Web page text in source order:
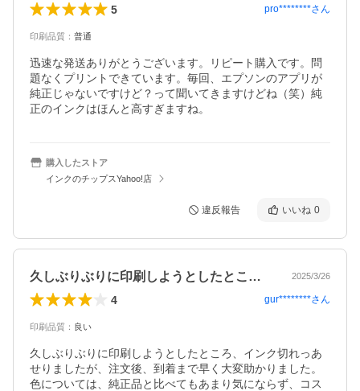
5 pro********さん
印刷品質 ： 普通
迅速な発送ありがとうございます。リピート購入です。問
題なくプリントできています。毎回、エプソンのアプリが
純正じゃないですけど？って聞いてきますけどね（笑）純
正のインクはほんと高すぎますね。
購入したストア
インクのチップスYahoo!店
違反報告 いいね 0
久しぶりぶりに印刷しようとしたところ、… 2025/3/26
4 gur********さん
印刷品質 ： 良い
久しぶりぶりに印刷しようとしたところ、インク切れっあ
せりましたが、注文後、到着まで早く大変助かりました。
色については、純正品と比べてもあまり気にならず、コス